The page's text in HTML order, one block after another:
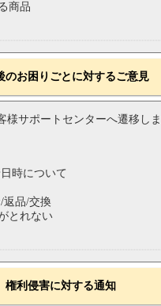
商品
のお困りごとに対するご意見
様サポートセンターへ遷移しま
時について
返品/交換
とれない
権利侵害に対する通知